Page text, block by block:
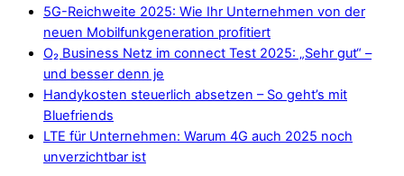
5G-Reichweite 2025: Wie Ihr Unternehmen von der
neuen Mobilfunkgeneration profitiert
O₂ Business Netz im connect Test 2025: „Sehr gut“ –
und besser denn je
Handykosten steuerlich absetzen – So geht’s mit
Bluefriends
LTE für Unternehmen: Warum 4G auch 2025 noch
unverzichtbar ist